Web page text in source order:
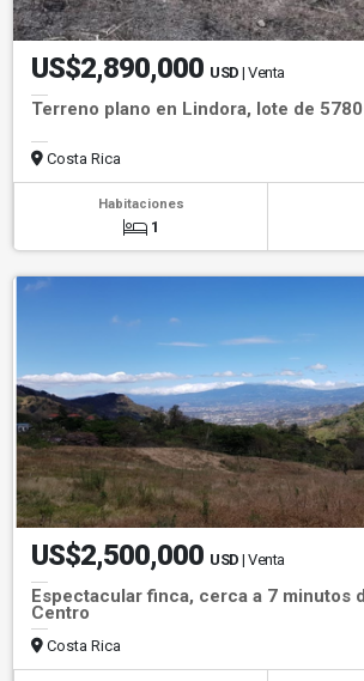
US$2,890,000 USD | Venta
Terreno plano en Lindora, lote de 5780
Costa Rica
Habitaciones
1
US$2,500,000 USD | Venta
Espectacular finca, cerca a 7 minutos
Centro
Costa Rica